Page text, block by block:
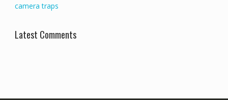
camera traps
Latest Comments